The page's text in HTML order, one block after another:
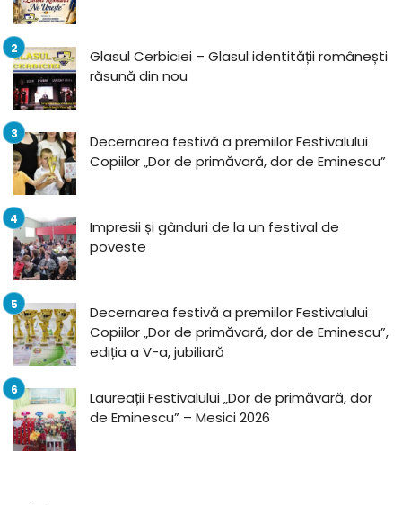
Glasul Cerbiciei – Glasul identității românești
răsună din nou
Decernarea festivă a premiilor Festivalului
Copiilor „Dor de primăvară, dor de Eminescu”
Impresii și gânduri de la un festival de
poveste
Decernarea festivă a premiilor Festivalului
Copiilor „Dor de primăvară, dor de Eminescu”,
ediția a V-a, jubiliară
Laureații Festivalului „Dor de primăvară, dor
de Eminescu” – Mesici 2026